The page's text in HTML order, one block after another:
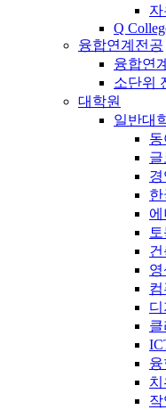
Q
융합연계전공
융합연
소단위
대학원
일반대